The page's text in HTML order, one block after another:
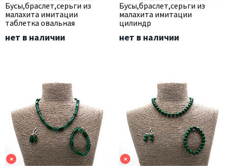
Бусы,браслет,серьги из
малахита имитации
таблетка овальная
нет в наличии
Бусы,браслет,серьги из
малахита имитации
цилиндр
нет в наличии
× ×